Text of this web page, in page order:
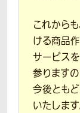
これから
ける商品作
サービス
参りますの
今後とも
いたします